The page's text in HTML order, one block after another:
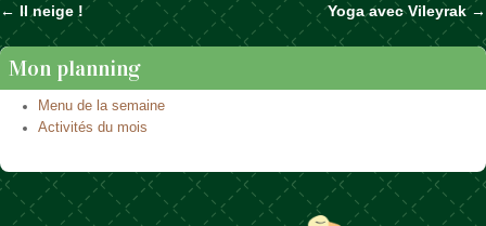
Naviguer dans les articles
←Il neige ! Yoga avec Vileyrak→
Mon planning
Menu de la semaine
Activités du mois